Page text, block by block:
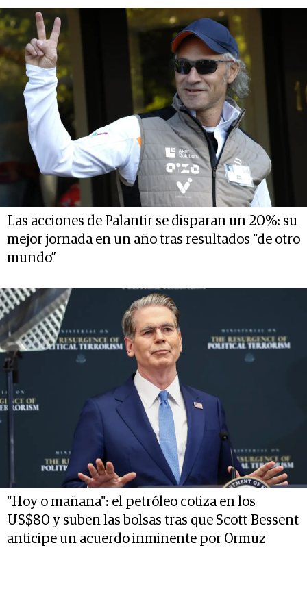
Las acciones de Palantir se disparan un 20%: su
mejor jornada en un año tras resultados “de otro
mundo”
"Hoy o mañana": el petróleo cotiza en los
US$80 y suben las bolsas tras que Scott Bessent
anticipe un acuerdo inminente por Ormuz